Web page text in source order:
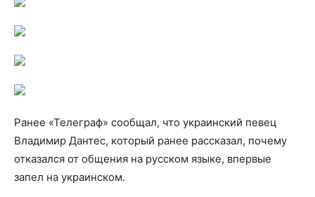
Ранее «Телеграф» сообщал, что украинский певец
Владимир Дантес, который ранее рассказал, почему
отказался от общения на русском языке, впервые
запел на украинском.